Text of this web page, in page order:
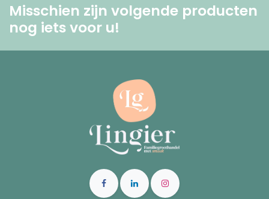
Misschien zijn volgende producten
nog iets voor u! ​